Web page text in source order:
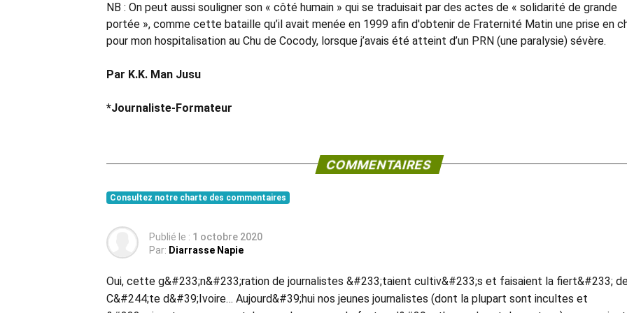
NB : On peut aussi souligner son « côté humain » qui se traduisait par des actes de « solidarité de grande
portée », comme cette bataille qu’il avait menée en 1999 afin d'obtenir de Fraternité Matin une prise en
pour mon hospitalisation au Chu de Cocody, lorsque j’avais été atteint d’un PRN (une paralysie) sévère.
Par K.K. Man Jusu
*Journaliste-Formateur
COMMENTAIRES
Consultez notre charte des commentaires
Publié le : 1 octobre 2020
Par: Diarrasse Napie
Oui, cette g&#233;n&#233;ration de journalistes &#233;taient cultiv&#233;s et faisaient la fiert&#233;
C&#244;te d&#39;Ivoire… Aujourd&#39;hui nos jeunes journalistes (dont la plupart sont incultes et